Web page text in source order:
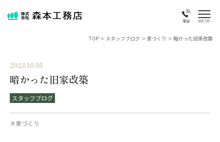
電話 MENU
TOP > スタッフブログ > 家づくり > 暗かった旧家改築
2023.10.05
暗かった旧家改築
スタッフブログ
＃家づくり